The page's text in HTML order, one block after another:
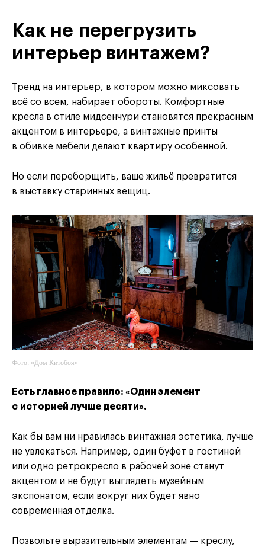
Как не перегрузить
интерьер винтажем?
Тренд на интерьер, в котором можно миксовать
всё со всем, набирает обороты. Комфортные
кресла в стиле мидсенчури становятся прекрасным
акцентом в интерьере, а винтажные принты
в обивке мебели делают квартиру особенной.
Но если переборщить, ваше жильё превратится
в выставку старинных вещиц.
Фото: «Дом Китобоя»
Есть главное правило: «Один элемент
с историей лучше десяти».
Как бы вам ни нравилась винтажная эстетика, лучше
не увлекаться. Например, один буфет в гостиной
или одно ретрокресло в рабочей зоне станут
акцентом и не будут выглядеть музейным
экспонатом, если вокруг них будет явно
современная отделка.
Позвольте выразительным элементам — креслу,